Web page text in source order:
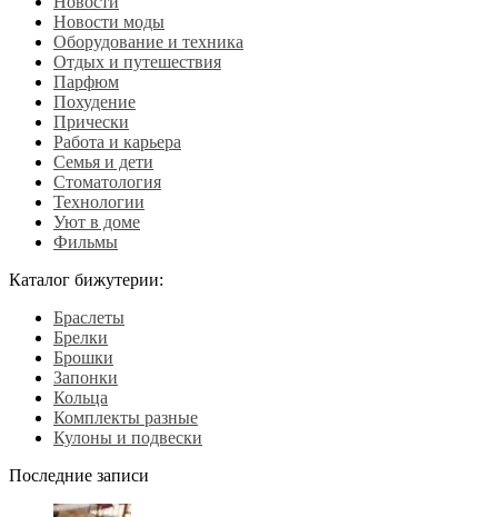
Новости моды
Оборудование и техника
Отдых и путешествия
Парфюм
Похудение
Прически
Работа и карьера
Семья и дети
Стоматология
Технологии
Уют в доме
Фильмы
Каталог бижутерии:
Браслеты
Брелки
Брошки
Запонки
Кольца
Комплекты разные
Кулоны и подвески
Последние записи